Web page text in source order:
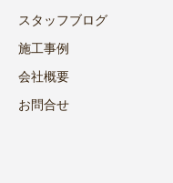
スタッフブログ
施工事例
会社概要
お問合せ